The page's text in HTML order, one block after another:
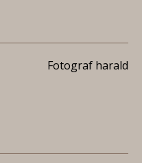
Fotograf harald